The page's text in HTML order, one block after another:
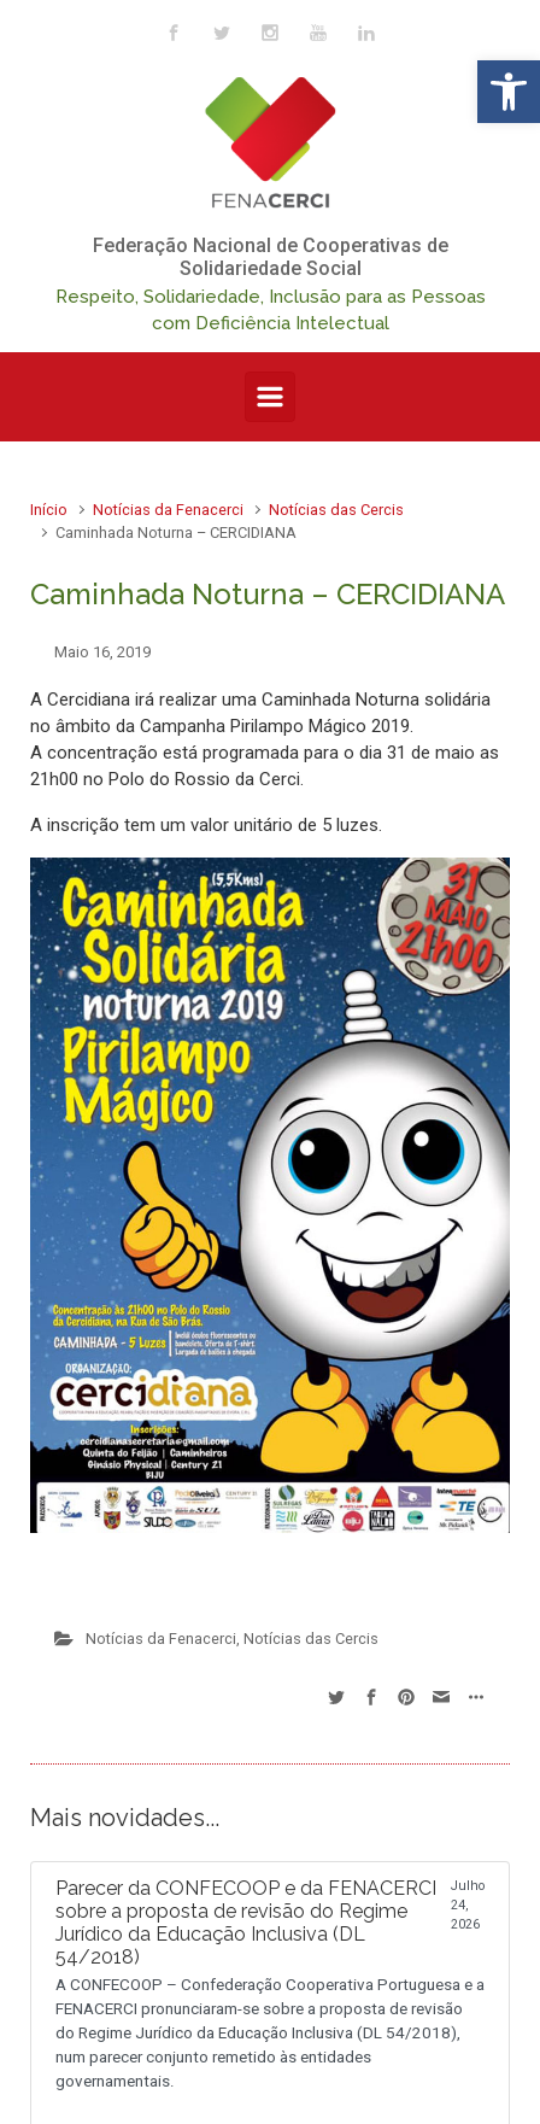
Skip to main content
Federação Nacional de Cooperativas de
Solidariedade Social
Respeito, Solidariedade, Inclusão para as Pessoas
com Deficiência Intelectual
Início Notícias da Fenacerci
Notícias das Cercis
Caminhada Noturna – CERCIDIANA
Caminhada Noturna – CERCIDIANA
Maio 16, 2019
A Cercidiana irá realizar uma Caminhada Noturna solidária
no âmbito da Campanha Pirilampo Mágico 2019.
A concentração está programada para o dia 31 de maio as
21h00 no Polo do Rossio da Cerci.
A inscrição tem um valor unitário de 5 luzes.
Notícias da Fenacerci Notícias das Cercis
Mais novidades...
Parecer da CONFECOOP e da FENACERCI
sobre a proposta de revisão do Regime
Jurídico da Educação Inclusiva (DL
54/2018)
Julho
24,
2026
A CONFECOOP – Confederação Cooperativa Portuguesa e a
FENACERCI pronunciaram-se sobre a proposta de revisão
do Regime Jurídico da Educação Inclusiva (DL 54/2018),
num parecer conjunto remetido às entidades
governamentais.